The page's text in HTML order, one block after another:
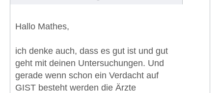
Hallo Mathes,
ich denke auch, dass es gut ist und gut
geht mit deinen Untersuchungen. Und
gerade wenn schon ein Verdacht auf
GIST besteht werden die Ärzte